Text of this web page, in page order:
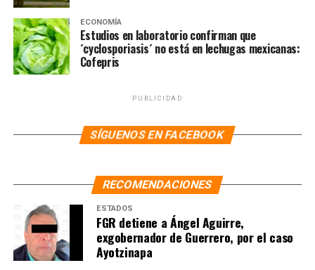
SIGUIENTE
Van 47 detenidos por caso Teuchitlán, pero aún faltan
detenciones: Harfuch
NO TE PIERDAS
Mañanera del viernes será en Jalisco, anuncia
ECONOMÍA
Estudios en laboratorio confirman que
´cyclosporiasis´ no está en lechugas mexicanas:
Cofepris
PUBLICIDAD
SÍGUENOS EN FACEBOOK
RECOMENDACIONES
ESTADOS
FGR detiene a Ángel Aguirre,
exgobernador de Guerrero, por el caso
Ayotzinapa